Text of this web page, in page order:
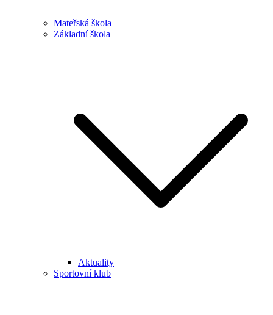
Mateřská škola
Základní škola
Aktuality
Sportovní klub